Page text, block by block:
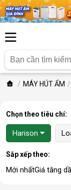
MÁY HÚT ẨM
Chọn theo tiêu chí:
Harison
Sắp xếp theo:
Mới nhấtGiá tăng